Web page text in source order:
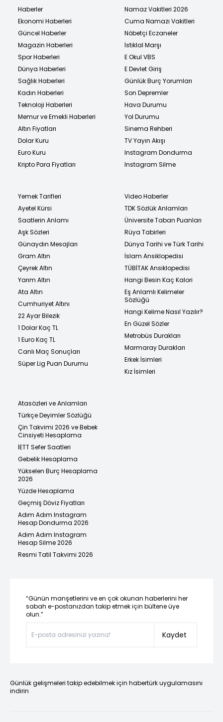
Haberler
Ekonomi Haberleri
Güncel Haberler
Magazin Haberleri
Spor Haberleri
Dünya Haberleri
Sağlık Haberleri
Kadın Haberleri
Teknoloji Haberleri
Memur ve Emekli Haberleri
Altın Fiyatları
Dolar Kuru
Euro Kuru
Kripto Para Fiyatları
Namaz Vakitleri 2026
Cuma Namazı Vakitleri
Nöbetçi Eczaneler
İstiklal Marşı
E Okul VBS
E Devlet Giriş
Günlük Burç Yorumları
Son Depremler
Hava Durumu
Yol Durumu
Sinema Rehberi
TV Yayın Akışı
Instagram Dondurma
Instagram Silme
Yemek Tarifleri
Ayetel Kürsi
Saatlerin Anlamı
Aşk Sözleri
Günaydın Mesajları
Gram Altın
Çeyrek Altın
Yarım Altın
Ata Altın
Cumhuriyet Altını
22 Ayar Bilezik
1 Dolar Kaç TL
1 Euro Kaç TL
Canlı Maç Sonuçları
Süper Lig Puan Durumu
Video Haberler
TDK Sözlük Anlamları
Üniversite Taban Puanları
Rüya Tabirleri
Dünya Tarihi ve Türk Tarihi
İslam Ansiklopedisi
TÜBİTAK Ansiklopedisi
Hangi Besin Kaç Kalori
Eş Anlamlı Kelimeler
Sözlüğü
Hangi Kelime Nasıl Yazılır?
En Güzel Sözler
Metrobüs Durakları
Marmaray Durakları
Erkek İsimleri
Kız İsimleri
Atasözleri ve Anlamları
Türkçe Deyimler Sözlüğü
Çin Takvimi 2026 ve Bebek
Cinsiyeti Hesaplama
İETT Sefer Saatleri
Gebelik Hesaplama
Yükselen Burç Hesaplama
2026
Yüzde Hesaplama
Geçmiş Döviz Fiyatları
Adım Adım Instagram
Hesap Dondurma 2026
Adım Adım Instagram
Hesap Silme 2026
Resmi Tatil Takvimi 2026
“Günün manşetlerini ve en çok okunan haberlerini her
sabah e-postanızdan takip etmek için bültene üye
olun.”
Kaydet
Günlük gelişmeleri takip edebilmek için habertürk uygulamasını
indirin